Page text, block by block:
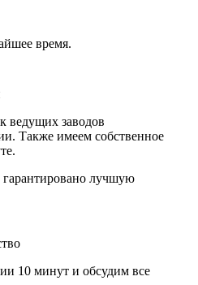
время.
заводов
Также имеем собственное
лучшую
10 минут и обсудим все